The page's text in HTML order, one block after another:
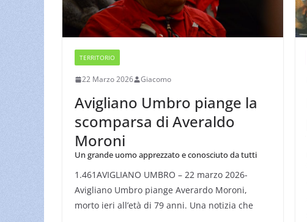
TERRITORIO
22 Marzo 2026 Giacomo
Avigliano Umbro piange la
scomparsa di Averaldo
Moroni
Un grande uomo apprezzato e conosciuto da tutti
1.461AVIGLIANO UMBRO – 22 marzo 2026-
Avigliano Umbro piange Averardo Moroni,
morto ieri all’età di 79 anni. Una notizia che